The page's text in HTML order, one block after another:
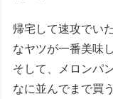
帰宅して速攻でい
なヤツが一番美味
そして、メロンパ
なに並んでまで買